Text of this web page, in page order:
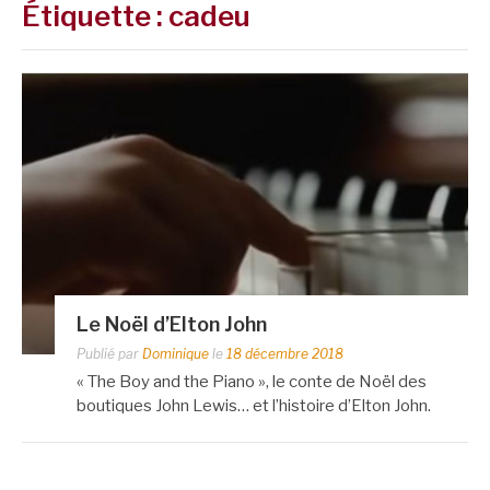
Étiquette : cadeu
Le Noël d’Elton John
Publié par Dominique le 18 décembre 2018
« The Boy and the Piano », le conte de Noël des
boutiques John Lewis… et l’histoire d’Elton John.